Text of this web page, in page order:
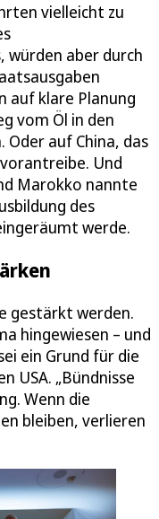
vielleicht zu
würden aber durch
auf klare Planung
vom Öl in den
auf China, das
Und
Marokko nannte
des
werde.
gestärkt werden.
hingewiesen – und
ein Grund für die
USA. „Bündnisse
Wenn die
bleiben, verlieren